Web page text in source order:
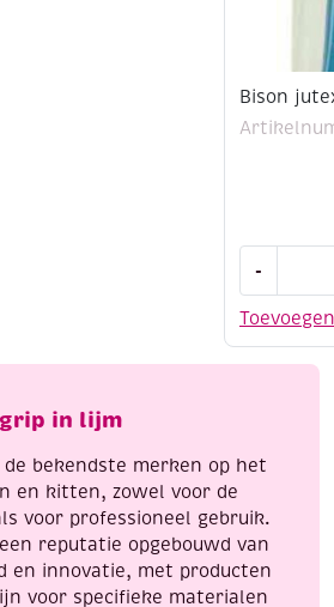
Bison
Toevoegen
-
textiellijm
ml
in lijm
de bekendste merken op het
en kitten, zowel voor de
voor professioneel gebruik.
reputatie opgebouwd van
en innovatie, met producten
voor specifieke materialen